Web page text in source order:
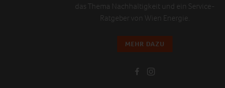
das Thema Nachhaltigkeit und ein Service-
Ratgeber von Wien Energie.
MEHR DAZU